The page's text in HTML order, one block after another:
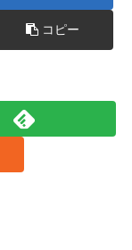
コピー